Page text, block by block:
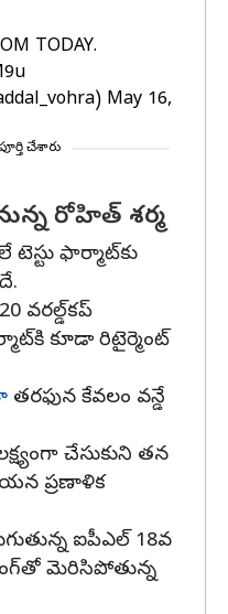
TODAY.
May 16,
చేశారు
రోహిత్ శర్మ
టెస్టు ఫార్మాట్‌కు
వరల్డ్‌కప్‌
కూడా రిటైర్మెంట్
తరఫున కేవలం వన్డే
చేసుకుని తన
ప్రణాళిక
ఐపీఎల్ 18వ
మెరిసిపోతున్న